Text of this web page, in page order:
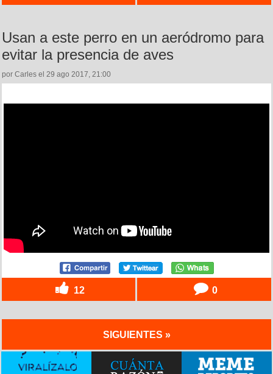
Usan a este perro en un aeródromo para
evitar la presencia de aves
por Carles el 29 ago 2017, 21:00
12 0
SIGUIENTES »